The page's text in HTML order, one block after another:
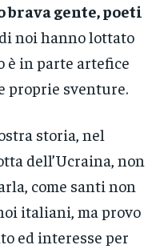
brava gente, poeti
noi hanno lottato
è in parte artefice
proprie sventure.
storia, nel
dell’Ucraina, non
come santi non
italiani, ma provo
ed interesse per